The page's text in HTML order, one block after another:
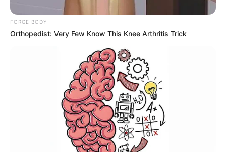
FORGE BODY
Orthopedist: Very Few Know This Knee Arthritis Trick